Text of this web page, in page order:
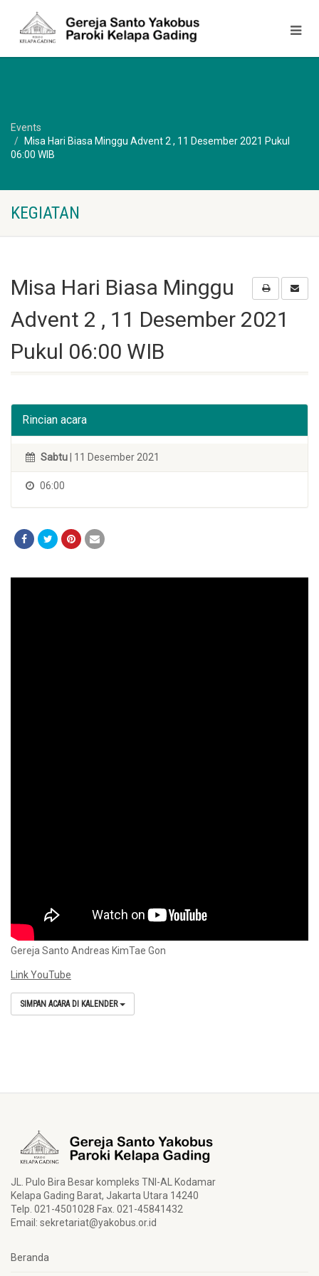
Events
Misa Hari Biasa Minggu Advent 2 , 11 Desember 2021 Pukul
06:00 WIB
KEGIATAN
Misa Hari Biasa Minggu
Advent 2 , 11 Desember 2021
Pukul 06:00 WIB
Rincian acara
Sabtu | 11 Desember 2021
06:00
Gereja Santo Andreas KimTae Gon
Link YouTube
SIMPAN ACARA DI KALENDER
JL. Pulo Bira Besar kompleks TNI-AL Kodamar
Kelapa Gading Barat, Jakarta Utara 14240
Telp. 021-4501028 Fax. 021-45841432
Email: sekretariat@yakobus.or.id
Beranda